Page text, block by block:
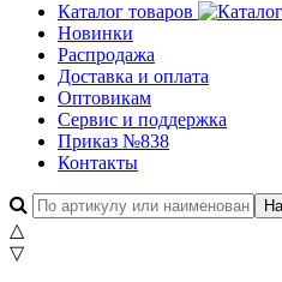
Каталог товаров
Новинки
Распродажа
Доставка и оплата
Оптовикам
Сервис и поддержка
Приказ №838
Контакты
△
▽